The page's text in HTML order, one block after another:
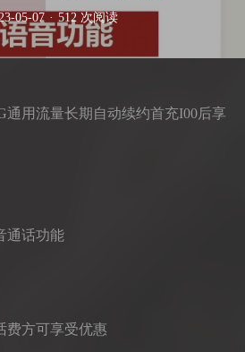
05-07 · 512 次阅读
通用流量长期自动续约首充I00后享
通话功能
费方可享受优惠